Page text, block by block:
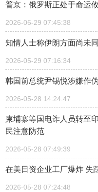
普京：俄罗斯正处于命运
2026-06-29 07:45:38
知情人士称伊朗方面尚未
2026-05-29 07:16:34
韩国前总统尹锡悦涉嫌作
2026-05-28 14:24:47
柬埔寨等国电诈人员转至
民注意防范
2026-05-28 07:49:39
在美日资企业工厂爆炸 失
2026-05-28 07:24:48